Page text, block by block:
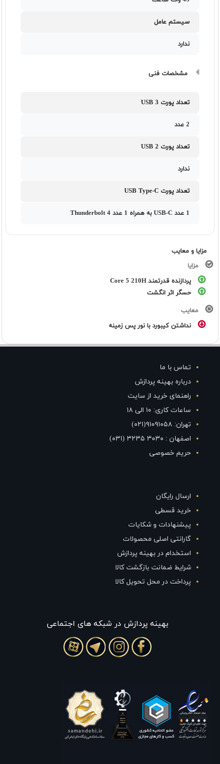
سیستم عامل
ندارد
مشخصات فنی
تعداد پورت USB 3
2 عدد
تعداد پورت USB 2
ندارد
تعداد پورت USB Type-C
1 عدد USB-C به همراه 1 عدد Thunderbolt 4
مزایا و معایب
مزایا
پردازنده قدرتمند Core 5 210H
حسگر اثر انگشت
معایب
نداشتن کیبورد با نور پس زمینه
تماس با ما
درباره بهینه پردازش
راهنمای خرید از سایت
ساعات کاری: ۱۰ الی ۱۸
تهران: ۹۱۰۹۱۰۵۸(۰۲۱)
اصفهان : ۳۰۳۰ ۳۲۳۵ (۰۳۱)
حریم خصوصی
ارسال رایگان
خرید قسطی
پیشنهادات و شکایات
گارانتی اصلی محصولات
استخدام در بهینه پردازش
شرایط ضمانت بازگشت کالا
پرداخت در محل تحویل کالا
بهينه پردازش در شبکه های اجتماعی